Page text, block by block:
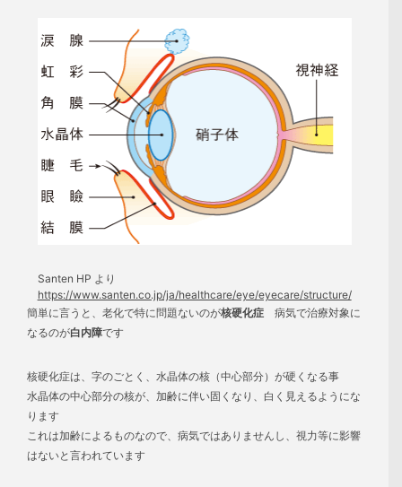
Santen HP より
https://www.santen.co.jp/ja/healthcare/eye/eyecare/structure/
簡単に言うと、 老化で特に問題ないのが核硬化症
病気で治療対象に
なるのが白内障です
核硬化症は、字のごとく、水晶体の核（中心部分）が硬くなる事
水晶体の中心部分の核が、加齢に伴い固くなり、白く見えるようにな
ります
これは加齢によるものなので、病気ではありませんし、視力等に影響
はないと言われています